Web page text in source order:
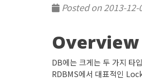
Posted on 2013-
Overview
DB에는 크게는 두 가지
RDBMS에서 대표적인